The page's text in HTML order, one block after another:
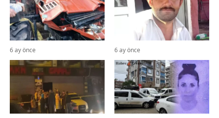
6 ay önce 6 ay önce